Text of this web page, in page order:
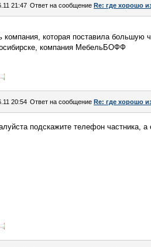
21:47 Ответ на сообщение Re: где хорошо
компания, которая поставила большую
компания МебельБОФФ
20:54 Ответ на сообщение Re: где хорошо
подскажите телефон частника,